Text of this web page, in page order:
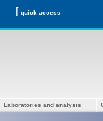
[
Laboratories and analysis